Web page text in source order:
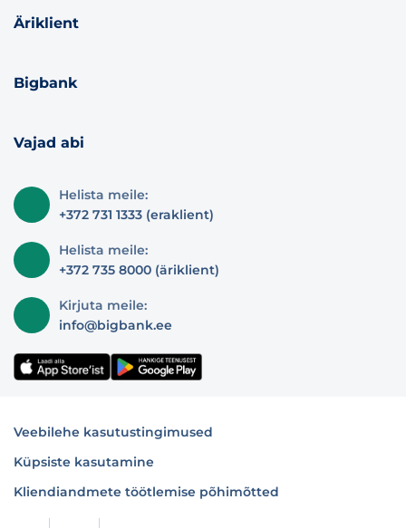
Äriklient
Bigbank
Vajad abi
Helista meile:
+372 731 1333 (eraklient)
Helista meile:
+372 735 8000 (äriklient)
Kirjuta meile:
info@bigbank.ee
Veebilehe kasutustingimused
Küpsiste kasutamine
Kliendiandmete töötlemise põhimõtted